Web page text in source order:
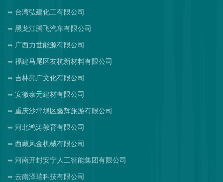
台湾弘建化工有限公司
黑龙江腾飞汽车有限公司
广西力世能源有限公司
福建马尾区友杭新材料有限公司
吉林亮广文化有限公司
安徽泰元建材有限公司
重庆沙坪坝区鑫辉旅游有限公司
河北鸿涛教育有限公司
西藏风金机械有限公司
河南开封安宁人工智能集团有限公司
云南泽瑞科技有限公司